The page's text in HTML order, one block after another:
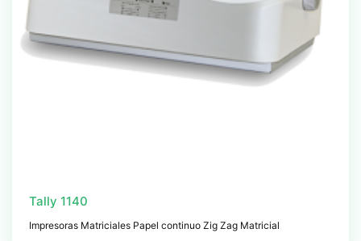
Tally 1140
Impresoras Matriciales Papel continuo Zig Zag Matricial